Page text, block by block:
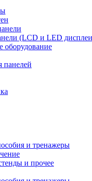
(LCD и LED
оборудование
панелей
и тренажеры
и прочее